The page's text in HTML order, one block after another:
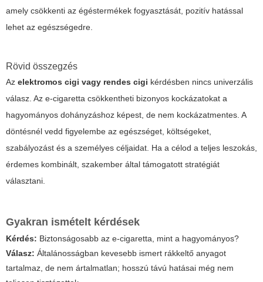
amely csökkenti az égéstermékek fogyasztását, pozitív hatással
lehet az egészségedre.
Rövid összegzés
Az elektromos cigi vagy rendes cigi kérdésben nincs univerzális
válasz. Az e-cigaretta csökkentheti bizonyos kockázatokat a
hagyományos dohányzáshoz képest, de nem kockázatmentes. A
döntésnél vedd figyelembe az egészséget, költségeket,
szabályozást és a személyes céljaidat. Ha a célod a teljes leszokás,
érdemes kombinált, szakember által támogatott stratégiát
választani.
Gyakran ismételt kérdések
Kérdés: Biztonságosabb az e-cigaretta, mint a hagyományos?
Válasz: Általánosságban kevesebb ismert rákkeltő anyagot
tartalmaz, de nem ártalmatlan; hosszú távú hatásai még nem